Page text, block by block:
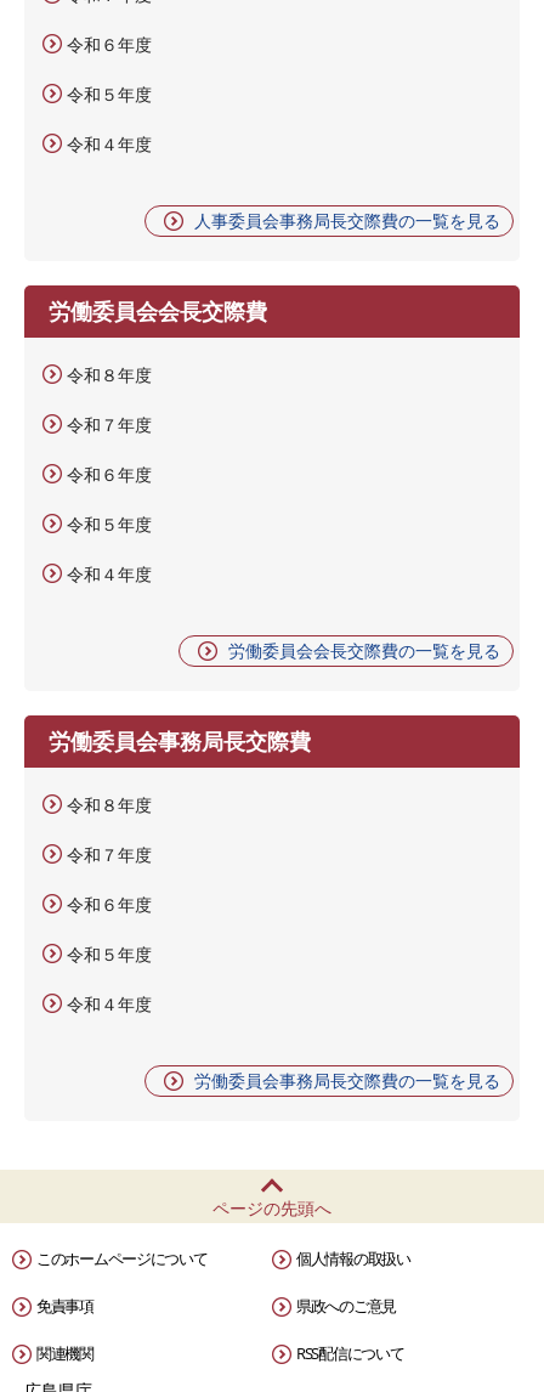
令和６年度
令和５年度
令和４年度
人事委員会事務局長交際費の一覧を見る
労働委員会会長交際費
令和８年度
令和７年度
令和６年度
令和５年度
令和４年度
労働委員会会長交際費の一覧を見る
労働委員会事務局長交際費
令和８年度
令和７年度
令和６年度
令和５年度
令和４年度
労働委員会事務局長交際費の一覧を見る
ページの先頭へ
このホームページについて 個人情報の取扱い
免責事項 県政へのご意見
関連機関 RSS配信について